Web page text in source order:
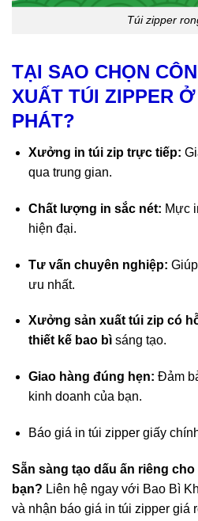
Túi zipper
TẠI SAO CHỌN
XUẤT TÚI ZIPPER
PHÁT?
Xưởng in túi ziptrực tiếp:
qua trung gian.
Chất lượng in sắc nét: Mực
hiện đại.
Tư vấn chuyên nghiệp:
ưu nhất.
Xưởng sản xuất túi zip có h
thiết kế bao bìsáng tạo.
Giao hàng đúng hẹn: Đảm
kinh doanh của bạn.
Báo giá in túi zipper giấy
Sẵn sàng tạo dấu ấn riêng
bạn? Liên hệ ngay với Bao Bì
và nhận báo giá in túi zipper giá